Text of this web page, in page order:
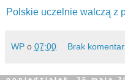
Polskie uczelnie walczą z
WP o 07:00 Brak